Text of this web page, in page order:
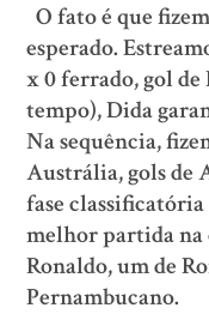
O fato é que
esperado.
x 0 ferrado, gol
tempo), Dida
Na sequência,
Austrália, gols de
fase classificatória
melhor partida na
Ronaldo, um de
Pernambucano.